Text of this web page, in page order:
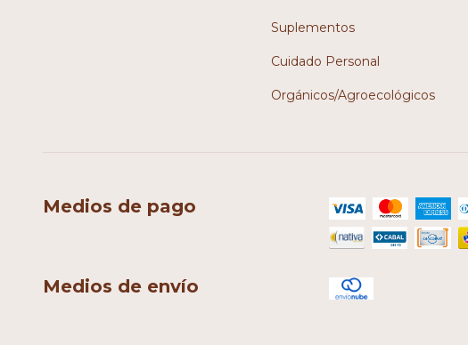
Suplementos
Cuidado Personal
Orgánicos/Agroecológicos
Medios de pago
Medios de envío